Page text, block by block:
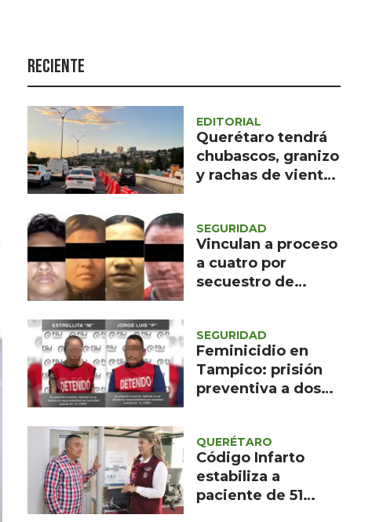
Política
Asuntos Sociales
Estilo de vida
Reciente
EDITORIAL
Querétaro tendrá
chubascos, granizo
y rachas de viento
SEGURIDAD
Vinculan a proceso
a cuatro por
secuestro de
SEGURIDAD
Feminicidio en
Tampico: prisión
preventiva a dos
QUERÉTARO
Código Infarto
estabiliza a
paciente de 51